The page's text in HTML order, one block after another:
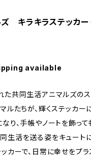
キラキラステッカー（
available
た共同生活アニマルズの
ルたちが、輝くステッカー
り、手帳やノートを飾って
生活を送る姿をキュート
カーで、日常に幸せをプラ